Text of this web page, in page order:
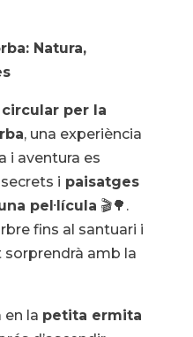
Natura,
per la
, una experiència
i aventura es
i paisatges
pel·lícula 🎬🌳.
fins al santuari i
sorprendrà amb la
en la petita ermita